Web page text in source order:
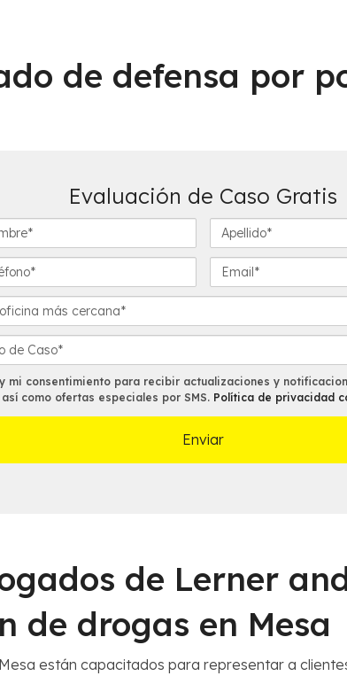
de defensa por
Evaluación de Caso Gratis
p
e
l
d
m
a
l
mi consentimiento para recibir actualizaciones y
así como ofertas especiales por SMS. Política de privacidad
de Lerner
de drogas en Mesa
están capacitados para representar a